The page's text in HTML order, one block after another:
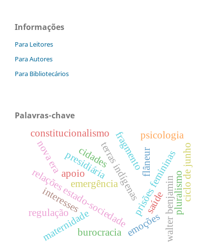
Informações
Para Leitores
Para Autores
Para Bibliotecários
Palavras-chave
terras indígenas
emergência
relações estado-sociedadeprisões femininas
presidiária
maternidade walter benjamin
flâneur
fragmento
interesses
regulação
constitucionalismo
burocracia emoções
pluralismociclo de junho
cidades
saúde
psicologia
apoio
nova era